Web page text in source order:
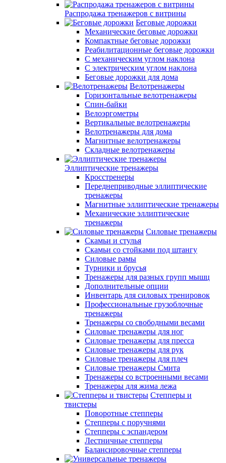
Распродажа тренажеров с витрины
Беговые дорожки
Механические беговые дорожки
Компактные беговые дорожки
Реабилитационные беговые дорожки
С механическим углом наклона
С электрическим углом наклона
Беговые дорожки для дома
Велотренажеры
Горизонтальные велотренажеры
Спин-байки
Велоэргометры
Вертикальные велотренажеры
Велотренажеры для дома
Магнитные велотренажеры
Складные велотренажеры
Эллиптические тренажеры
Кросстренеры
Переднеприводные эллиптические
тренажеры
Магнитные эллиптические тренажеры
Механические эллиптические
тренажеры
Силовые тренажеры
Скамьи и стулья
Скамьи со стойками под штангу
Силовые рамы
Турники и брусья
Тренажеры для разных групп мышц
Дополнительные опции
Инвентарь для силовых тренировок
Профессиональные грузоблочные
тренажеры
Тренажеры со свободными весами
Силовые тренажеры для ног
Силовые тренажеры для пресса
Силовые тренажеры для рук
Силовые тренажеры для плеч
Силовые тренажеры Смита
Тренажеры со встроенными весами
Тренажеры для жима лежа
Степперы и
твистеры
Поворотные степперы
Степперы с поручнями
Степперы с эспандером
Лестничные степперы
Балансировочные степперы